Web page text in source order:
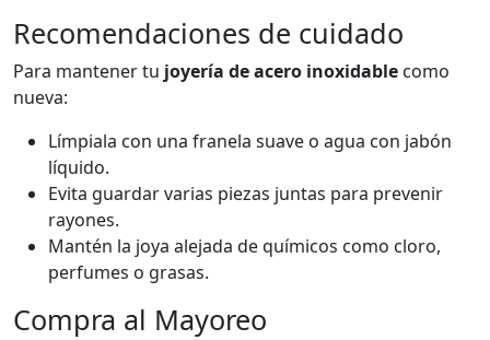
Recomendaciones de cuidado
Para mantener tu joyería de acero inoxidable como
nueva:
Límpiala con una franela suave o agua con jabón
líquido.
Evita guardar varias piezas juntas para prevenir
rayones.
Mantén la joya alejada de químicos como cloro,
perfumes o grasas.
Compra al Mayoreo